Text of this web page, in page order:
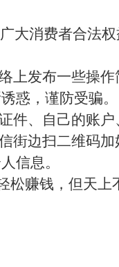
大消费者合法
上发布一些操
惑，谨防受骗。
件、自己的账户
街边扫二维码
信息。
松赚钱，但天